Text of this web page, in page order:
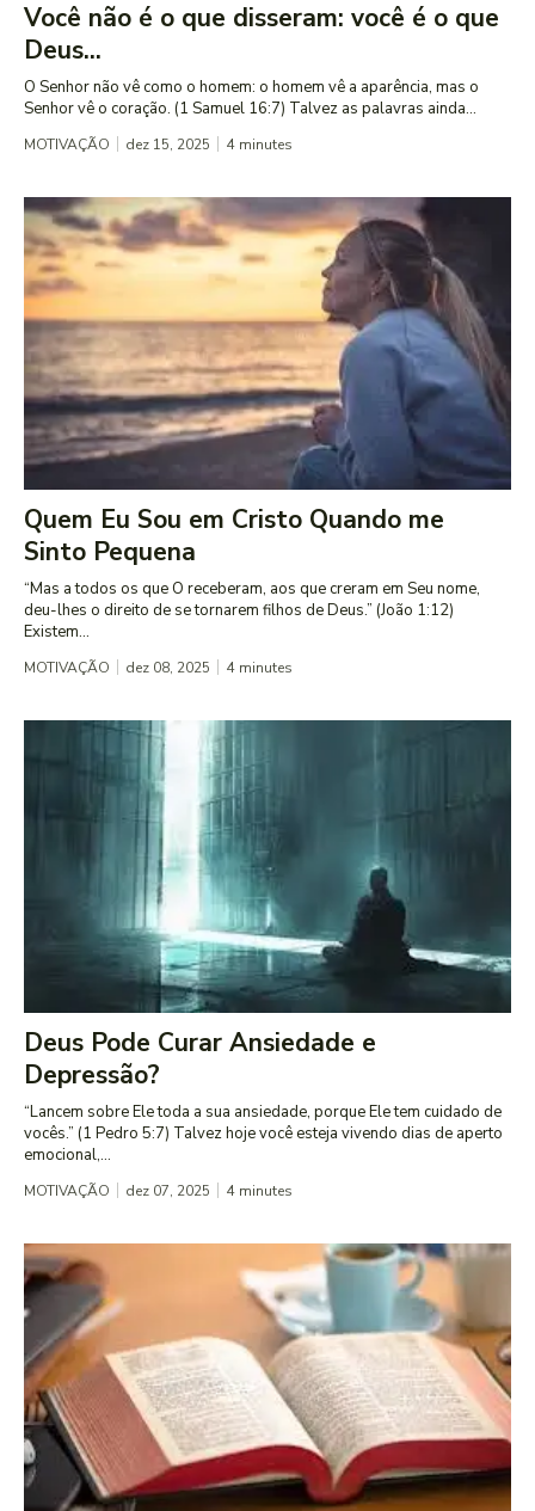
Você não é o que disseram: você é o que
Deus...
O Senhor não vê como o homem: o homem vê a aparência, mas o
Senhor vê o coração. (1 Samuel 16:7) Talvez as palavras ainda...
MOTIVAÇÃO dez 15, 2025 4 minutes
Quem Eu Sou em Cristo Quando me
Sinto Pequena
“Mas a todos os que O receberam, aos que creram em Seu nome,
deu-lhes o direito de se tornarem filhos de Deus.” (João 1:12)
Existem...
MOTIVAÇÃO dez 08, 2025 4 minutes
Deus Pode Curar Ansiedade e
Depressão?
“Lancem sobre Ele toda a sua ansiedade, porque Ele tem cuidado de
vocês.” (1 Pedro 5:7) Talvez hoje você esteja vivendo dias de aperto
emocional,...
MOTIVAÇÃO dez 07, 2025 4 minutes